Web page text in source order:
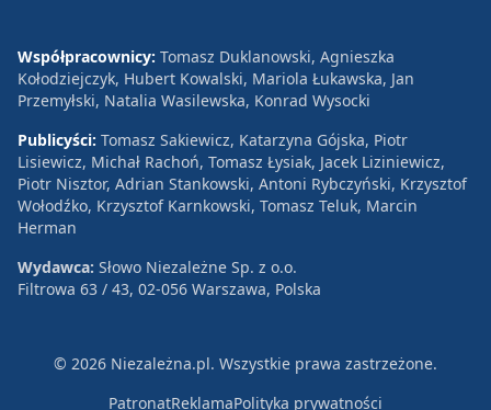
Współpracownicy: Tomasz Duklanowski, Agnieszka
Kołodziejczyk, Hubert Kowalski, Mariola Łukawska, Jan
Przemyłski, Natalia Wasilewska, Konrad Wysocki
Publicyści: Tomasz Sakiewicz, Katarzyna Gójska, Piotr
Lisiewicz, Michał Rachoń, Tomasz Łysiak, Jacek Liziniewicz,
Piotr Nisztor, Adrian Stankowski, Antoni Rybczyński, Krzysztof
Wołodźko, Krzysztof Karnkowski, Tomasz Teluk, Marcin
Herman
Wydawca: Słowo Niezależne Sp. z o.o.
Filtrowa 63 / 43, 02-056 Warszawa, Polska
© 2026 Niezależna.pl. Wszystkie prawa zastrzeżone.
PatronatReklamaPolityka prywatności